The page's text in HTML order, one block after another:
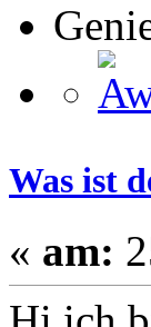
Was ist
« am: